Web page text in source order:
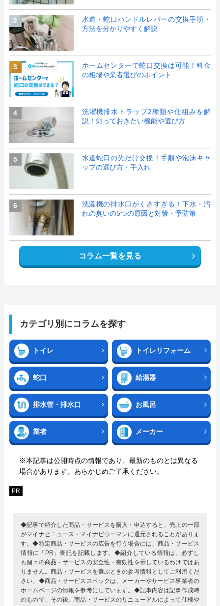
2
水道・蛇口ハンドルレバーの交換手順・
方法を分かりやすく解説
3
ホームセンターで蛇口交換は可能！料金
の相場や業者選びのポイント
4
洗濯機排水トラップ2種類や仕組みを解
説！知っておきたい機能や選び方
5
水道蛇口の先だけ交換！手順や泡沫キャ
ップの選び方・手入れ
6
洗濯機の排水口がくさすぎる！下水・汚
れの臭いの5つの原因と対策・予防策
コラム一覧を見る
カテゴリ別にコラムを探す
トイレ トイレリフォーム
蛇口 給湯器
排水管・排水口 お風呂
業者 メーカー
※本記事は公開時点の情報であり、最新のものとは異なる
場合があります。あらかじめご了承ください。
PR
◆記事で紹介した商品・サービスを購入・申込すると、売上の一部
がマイナビニュース・マイナビウーマンに還元されることがありま
す。◆特定商品・サービスの広告を行う場合には、商品・サービス
情報に「PR」表記を記載します。◆紹介している情報は、必ずし
も個々の商品・サービスの安全性・有効性を示しているわけではあ
りません。商品・サービスを選ぶときの参考情報としてご利用くだ
さい。◆商品・サービススペックは、メーカーやサービス事業者の
ホームページの情報を参考にしています。◆記事内容は記事作成時
のもので、その後、商品・サービスのリニューアルによって仕様や